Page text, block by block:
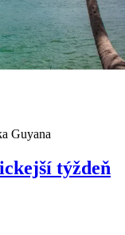
Guyana
týždeň